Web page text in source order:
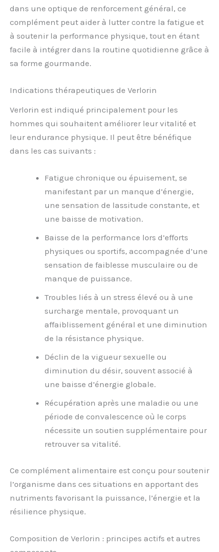
dans une optique de renforcement général, ce
complément peut aider à lutter contre la fatigue et
à soutenir la performance physique, tout en étant
facile à intégrer dans la routine quotidienne grâce à
sa forme gourmande.
Indications thérapeutiques de Verlorin
Verlorin est indiqué principalement pour les
hommes qui souhaitent améliorer leur vitalité et
leur endurance physique. Il peut être bénéfique
dans les cas suivants :
Fatigue chronique ou épuisement, se
manifestant par un manque d’énergie,
une sensation de lassitude constante, et
une baisse de motivation.
Baisse de la performance lors d’efforts
physiques ou sportifs, accompagnée d’une
sensation de faiblesse musculaire ou de
manque de puissance.
Troubles liés à un stress élevé ou à une
surcharge mentale, provoquant un
affaiblissement général et une diminution
de la résistance physique.
Déclin de la vigueur sexuelle ou
diminution du désir, souvent associé à
une baisse d’énergie globale.
Récupération après une maladie ou une
période de convalescence où le corps
nécessite un soutien supplémentaire pour
retrouver sa vitalité.
Ce complément alimentaire est conçu pour soutenir
l’organisme dans ces situations en apportant des
nutriments favorisant la puissance, l’énergie et la
résilience physique.
Composition de Verlorin : principes actifs et autres